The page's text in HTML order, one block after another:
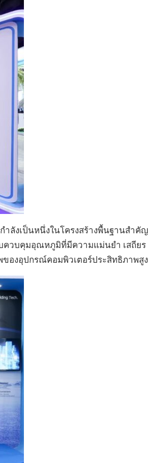
ำลังเป็นหนึ่งในโครงสร้างพื้นฐานสำคั
ควบคุมอุณหภูมิที่มีความแม่นยำ เสถียร
องอุปกรณ์คอมพิวเตอร์ประสิทธิภาพสูง